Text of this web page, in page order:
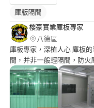
庫版隔間
櫻豪實業庫板專家
八德區
庫板專家，深植人心 庫板的專家-就選櫻
間，并非一般輕隔間，防火
實驗室、廠辦或者辦公室等
板隔間,辦公室隔間會依照
到機能性。一般來說，常
隔間價格普遍較低廉，但